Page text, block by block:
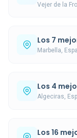
Vejer de la
Los 7
Marbella,
Los 4
Algeciras,
Los 16